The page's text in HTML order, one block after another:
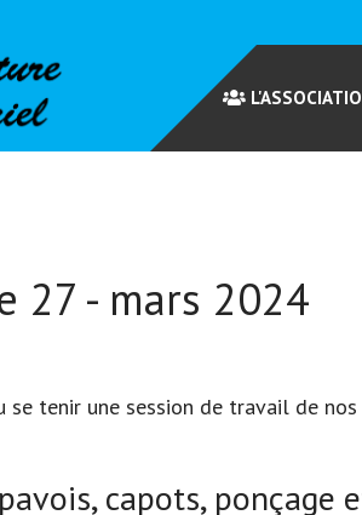
27 - mars 2024
se tenir une session de travail de
capots, ponçage